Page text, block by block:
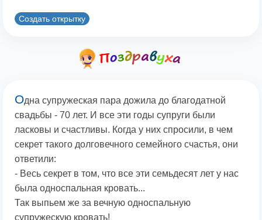
Создать открытку
Одна супружеская пара дожила до благодатной
свадьбы - 70 лет. И все эти годы супруги были
ласковы и счастливы. Когда у них спросили, в чем
секрет такого долговечного семейного счастья, они
ответили:
- Весь секрет в том, что все эти семьдесят лет у нас
была односпальная кровать...
Так выпьем же за вечную односпальную
супружескую кровать!